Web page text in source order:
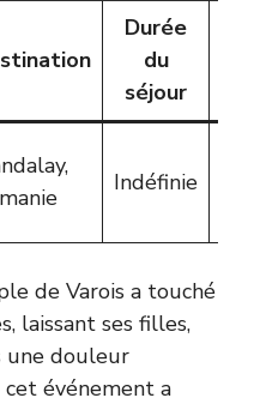
Durée
du
séjour
Indéfinie
de Varois a touché
laissant ses filles,
une douleur
cet événement a